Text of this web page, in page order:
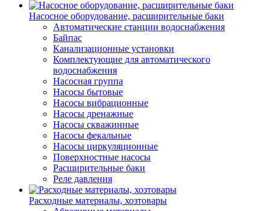
Насосное оборудование, расширительные баки
Автоматические станции водоснабжения
Байпас
Канализационные установки
Комплектующие для автоматического
водоснабжения
Насосная группа
Насосы бытовые
Насосы вибрационные
Насосы дренажные
Насосы скважинные
Насосы фекальные
Насосы циркуляционные
Поверхностные насосы
Расширительные баки
Реле давления
Расходные материалы, хозтовары